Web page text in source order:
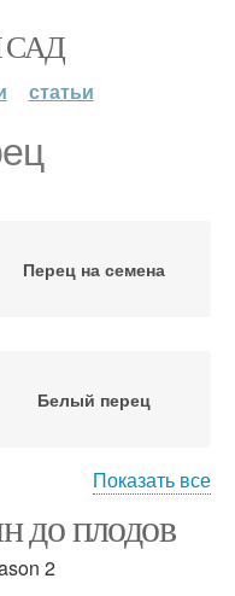
статьи
Перец на семена
Белый перец
Душистый перец
Показать все
до плодов
2